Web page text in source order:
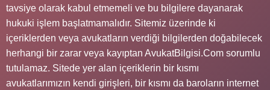
tavsiye olarak kabul etmemeli ve bu bilgilere dayanarak
hukuki işlem başlatmamalıdır. Sitemiz üzerinde ki
içeriklerden veya avukatların verdiği bilgilerden doğabilecek
herhangi bir zarar veya kayıptan AvukatBilgisi.Com sorumlu
tutulamaz. Sitede yer alan içeriklerin bir kısmı
avukatlarımızın kendi girişleri, bir kısmı da baroların internet